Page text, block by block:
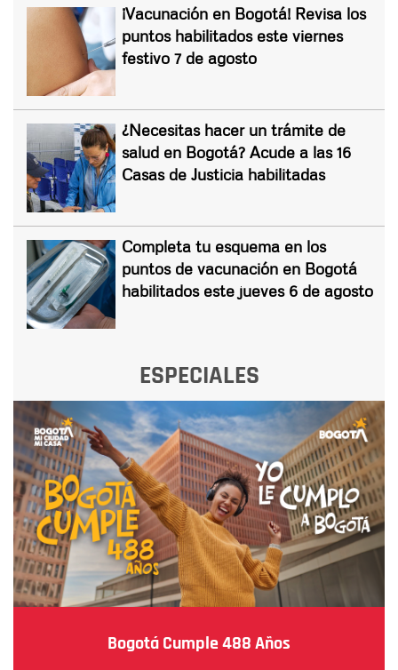
¡Vacunación en Bogotá! Revisa los
puntos habilitados este viernes
festivo 7 de agosto
¿Necesitas hacer un trámite de
salud en Bogotá? Acude a las 16
Casas de Justicia habilitadas
Completa tu esquema en los
puntos de vacunación en Bogotá
habilitados este jueves 6 de agosto
ESPECIALES
Bogotá Cumple 488 Años